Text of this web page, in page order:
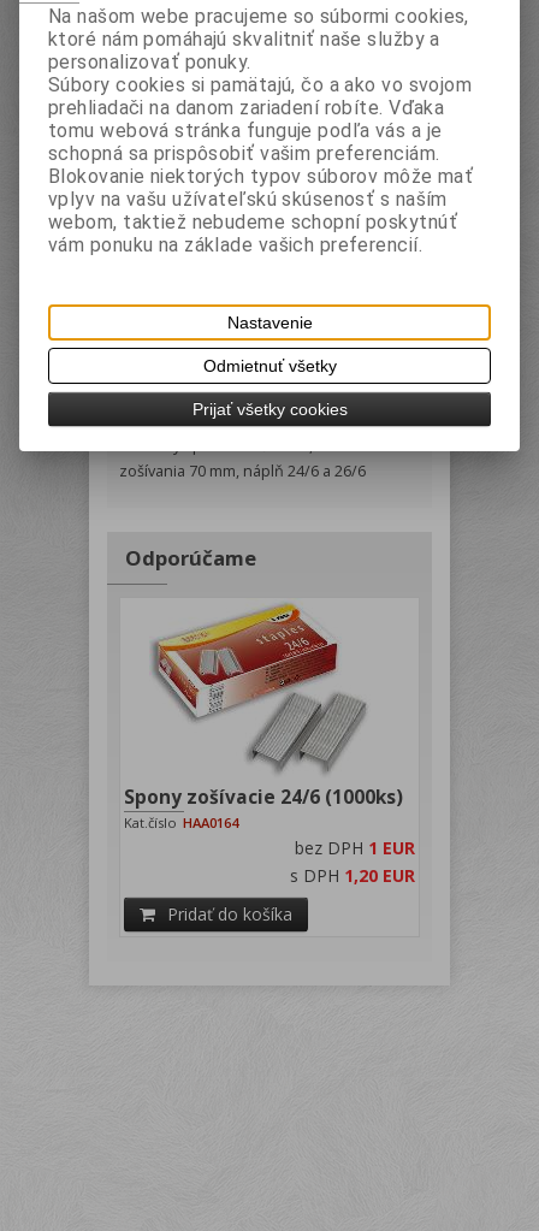
Záruka (mesiacov): 24
Termín dodania (dni):2
Hmotnosť:0,156 kg
Počet v balení:6 ks
EAN: 5997875727079
Tlač
Zákaznícke voľby výrobku:
Materiál
Podrobný popis Parametry
otočné kruhové sedielko pre otvorený a
zošívania 70 mm, náplň 24/6 a 26/6
Odporúčame
Spony zošívacie 24/6 (1000ks)
Kat.číslo HAA0164
bez DPH 1 EUR
s DPH 1,20 EUR
Pridať do košíka
Na našom webe pracujeme so súbormi cookies,
ktoré nám pomáhajú skvalitniť naše služby a
personalizovať ponuky.
Súbory cookies si pamätajú, čo a ako vo svojom
prehliadači na danom zariadení robíte. Vďaka
tomu webová stránka funguje podľa vás a je
schopná sa prispôsobiť vašim preferenciám.
Blokovanie niektorých typov súborov môže mať
vplyv na vašu užívateľskú skúsenosť s naším
webom, taktiež nebudeme schopní poskytnúť
vám ponuku na základe vašich preferencií.
Nastavenie
Odmietnuť všetky
Prijať všetky cookies